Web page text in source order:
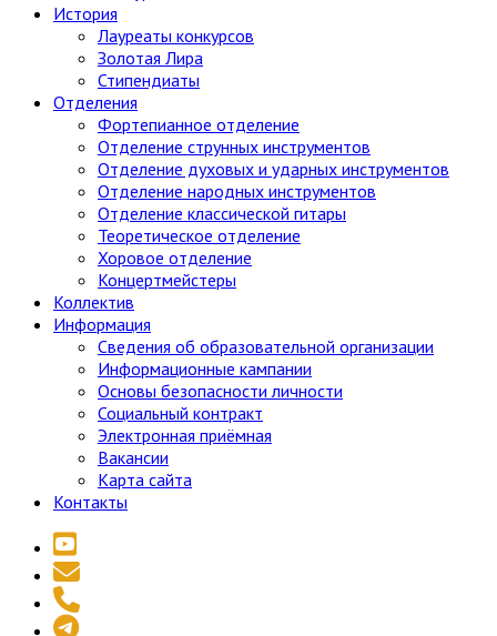
История
Лауреаты конкурсов
Золотая Лира
Стипендиаты
Отделения
Фортепианное отделение
Отделение струнных инструментов
Отделение духовых и ударных инструментов
Отделение народных инструментов
Отделение классической гитары
Теоретическое отделение
Хоровое отделение
Концертмейстеры
Коллектив
Информация
Сведения об образовательной организации
Информационные кампании
Основы безопасности личности
Социальный контракт
Электронная приёмная
Вакансии
Карта сайта
Контакты
youtube
email
telegram